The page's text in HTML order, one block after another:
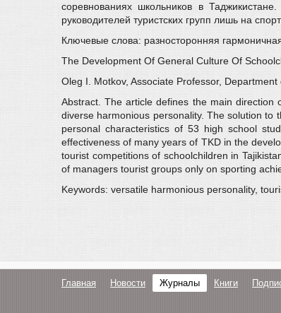
соревнованиях школьников в
руководителей туристских групп лишь на
Ключевые слова: разносторонняя
The Development Of General Culture Of
Oleg I. Motkov, Associate Professor,
Abstract. The article defines the main
diverse harmonious personality. The solution to
personal characteristics of 53 high school
effectiveness of many years of TKD in the
tourist competitions of schoolchildren in
of managers tourist groups only on sporting
Keywords: versatile harmonious personality,
Главная Новости Журналы Книги